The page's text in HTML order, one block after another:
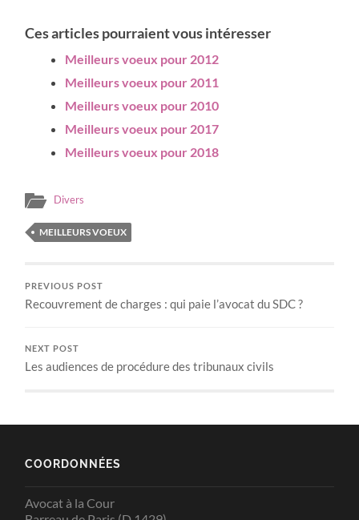
Ces articles pourraient vous intéresser
Meilleurs voeux pour 2012
Meilleurs voeux pour 2011
Meilleurs voeux pour 2010
Meilleurs voeux pour 2017
Meilleurs voeux pour 2018
Divers
MEILLEURS VOEUX
PREVIOUS POST
Recouvrement de charges : qui paie l’avocat du SDC ?
NEXT POST
Les audiences de procédure des tribunaux civils
COORDONNÉES
Avocat à la Cour